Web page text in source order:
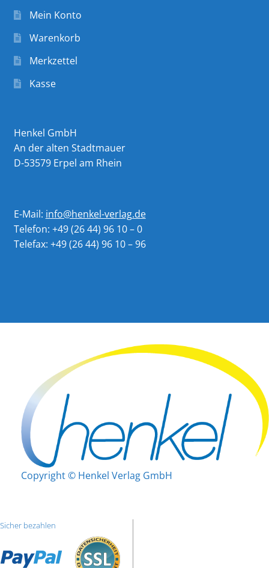
Mein Konto
Warenkorb
Merkzettel
Kasse
Henkel GmbH
An der alten Stadtmauer
D-53579 Erpel am Rhein
E-Mail: info@henkel-verlag.de
Telefon: +49 (26 44) 96 10 – 0
Telefax: +49 (26 44) 96 10 – 96
Copyright © Henkel Verlag GmbH
Sicher bezahlen